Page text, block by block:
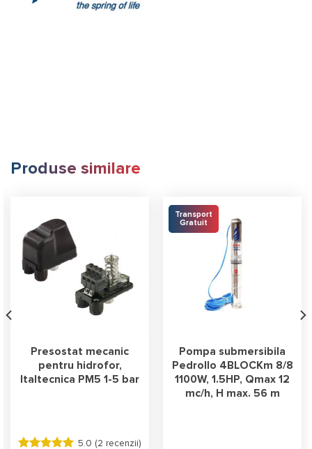
Produse similare
Presostat mecanic
pentru hidrofor,
Italtecnica PM5 1-5 bar
5.0 (2 recenzii)
Transport
Gratuit
Pompa submersibila
Pedrollo 4BLOCKm 8/8
1100W, 1.5HP, Qmax 12
mc/h, H max. 56 m